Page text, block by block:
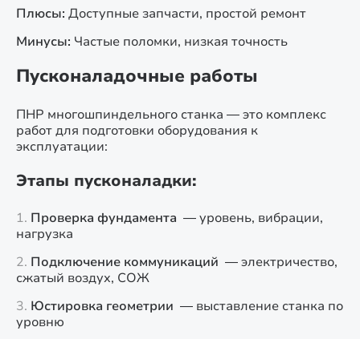
Плюсы: Доступные запчасти, простой ремонт
Минусы: Частые поломки, низкая точность
Пусконаладочные работы
ПНР многошпиндельного станка — это комплекс
работ для подготовки оборудования к
эксплуатации:
Этапы пусконаладки:
Проверка фундамента — уровень, вибрации,
нагрузка
Подключение коммуникаций — электричество,
сжатый воздух, СОЖ
Юстировка геометрии — выставление станка по
уровню